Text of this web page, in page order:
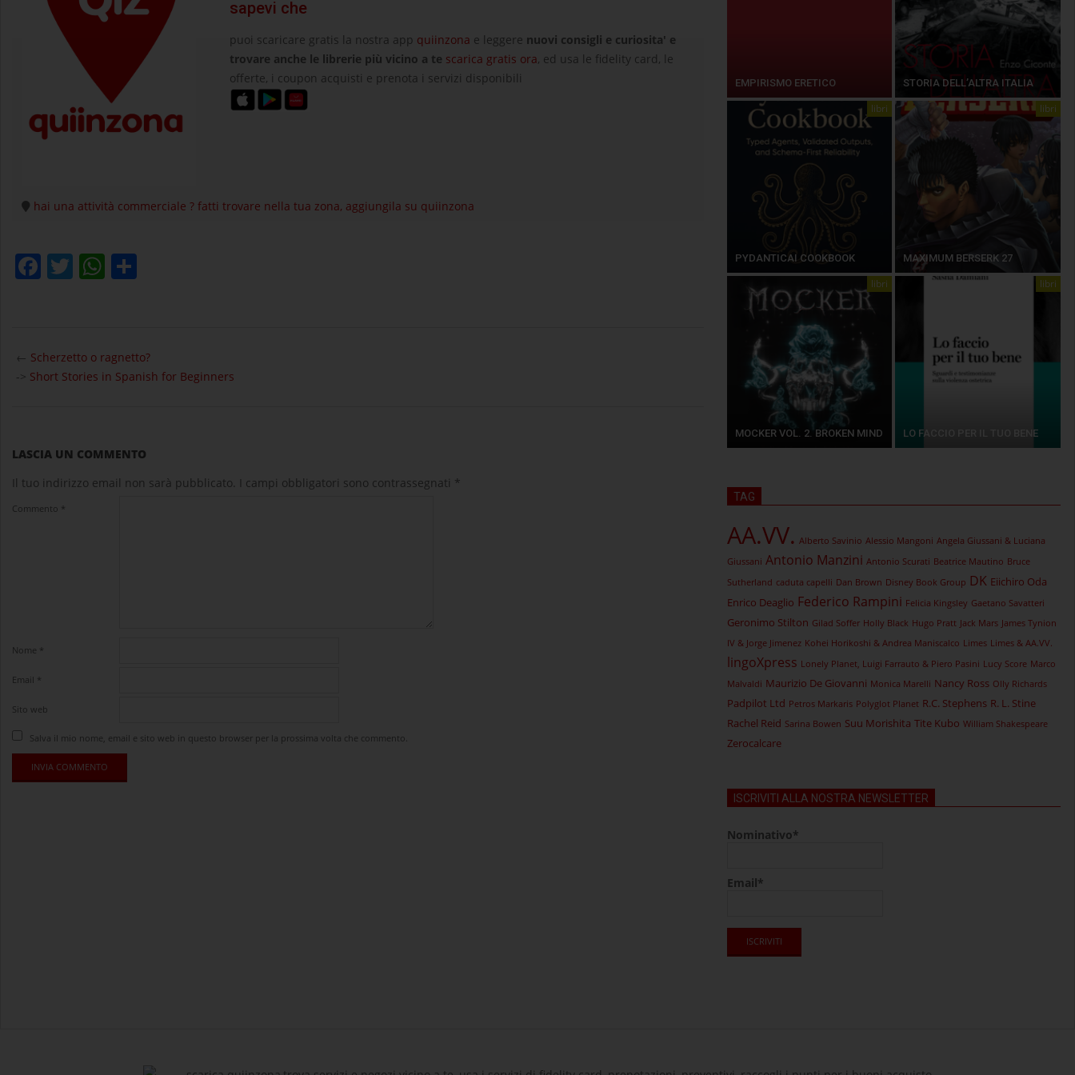
sapevi che
puoi scaricare gratis la nostra app quiinzona e leggere nuovi consigli e curiosita' e
trovare anche le librerie più vicino a te scarica gratis ora, ed usa le fidelity card, le
offerte, i coupon acquisti e prenota i servizi disponibili
hai una attività commerciale ? fatti trovare nella tua zona, aggiungila su quiinzona
Facebook
TwitterWhatsApp
11-
09
← Scherzetto o ragnetto?
-> Short Stories in Spanish for Beginners
LASCIA UN COMMENTO
Il tuo indirizzo email non sarà pubblicato.
I campi obbligatori sono contrassegnati *
Commento *
Nome *
Email *
Sito web
Salva il mio nome, email e sito web in questo browser per la prossima volta che commento.
EMPIRISMO ERETICO STORIA DELL’ALTRA ITALIA
libri
PYDANTICAI COOKBOOK
libri
MAXIMUM BERSERK 27
libri
MOCKER VOL. 2. BROKEN MIND
libri
LO FACCIO PER IL TUO BENE
TAG
AA.VV. Alberto Savinio Alessio Mangoni Angela Giussani & Luciana
Giussani Antonio Manzini Antonio Scurati Beatrice Mautino Bruce
Sutherland caduta capelli Dan Brown Disney Book Group DK Eiichiro Oda
Enrico Deaglio Federico Rampini Felicia Kingsley Gaetano Savatteri
Geronimo Stilton Gilad Soffer Holly Black Hugo Pratt Jack Mars James Tynion
IV & Jorge Jimenez Kohei Horikoshi & Andrea Maniscalco Limes Limes & AA.VV.
lingoXpress Lonely Planet, Luigi Farrauto & Piero Pasini Lucy Score Marco
Malvaldi Maurizio De Giovanni Monica Marelli Nancy Ross Olly Richards
Padpilot Ltd Petros Markaris Polyglot Planet R.C. Stephens R. L. Stine
Rachel Reid Sarina Bowen Suu Morishita Tite Kubo William Shakespeare
Zerocalcare
ISCRIVITI ALLA NOSTRA NEWSLETTER
Nominativo*
Email*